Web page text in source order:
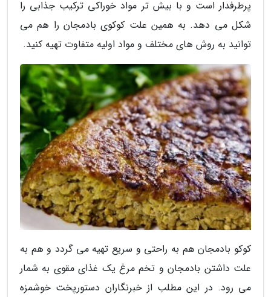
پرطرفدار است و با بیش تر مواد خوراکی ترکیب جذابی را
شکل می دهد. به همین علت کوکوی بادمجان را هم می
توانید به روش های مختلف و مواد اولیه متفاوت تهیه کنید.
کوکو بادمجان هم به راحتی و سریع تهیه می گردد و هم به
علت داشتن بادمجان و تخم مرغ یک غذای مقوی به شمار
می رود. در این مطلب از خبرنگاران دستورپخت خوشمزه